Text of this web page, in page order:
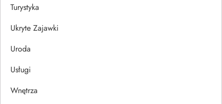
Turystyka
Ukryte Zajawki
Uroda
Usługi
Wnętrza